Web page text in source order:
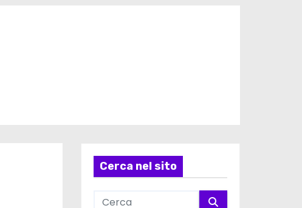
Cerca nel sito